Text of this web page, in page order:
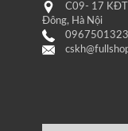
C09- 17 KĐT
Đông, Hà Nội
0967501323